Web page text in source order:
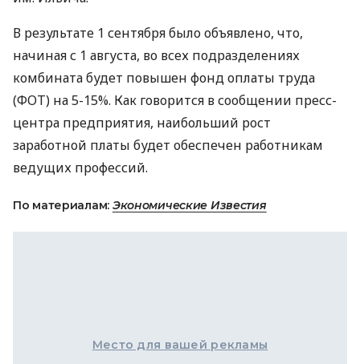
В результате 1 сентября было объявлено, что,
начиная с 1 августа, во всех подразделениях
комбината будет повышен фонд оплаты труда
(ФОТ) на 5-15%. Как говорится в сообщении пресс-
центра предприятия, наибольший рост
заработной платы будет обеспечен работникам
ведущих профессий.
По материалам: Экономические Известия
Место для вашей рекламы